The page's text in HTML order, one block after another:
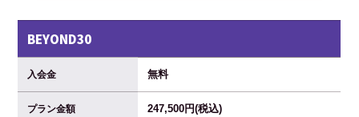
BEYOND30
入会金 無料
プラン金額 247,500円(税込)